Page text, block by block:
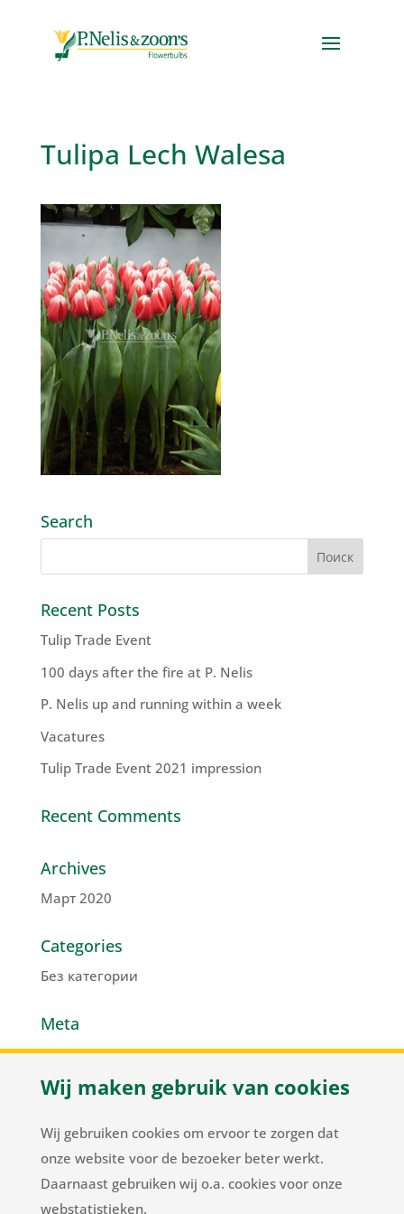
Tulipa Lech Walesa
Search
Recent Posts
Tulip Trade Event
100 days after the fire at P. Nelis
P. Nelis up and running within a week
Vacatures
Tulip Trade Event 2021 impression
Recent Comments
Archives
Март 2020
Categories
Без категории
Meta
Войти
Лента записей
WordPress.org
Wij maken gebruik van cookies
Wij gebruiken cookies om ervoor te zorgen dat
onze website voor de bezoeker beter werkt.
Daarnaast gebruiken wij o.a. cookies voor onze
webstatistieken.